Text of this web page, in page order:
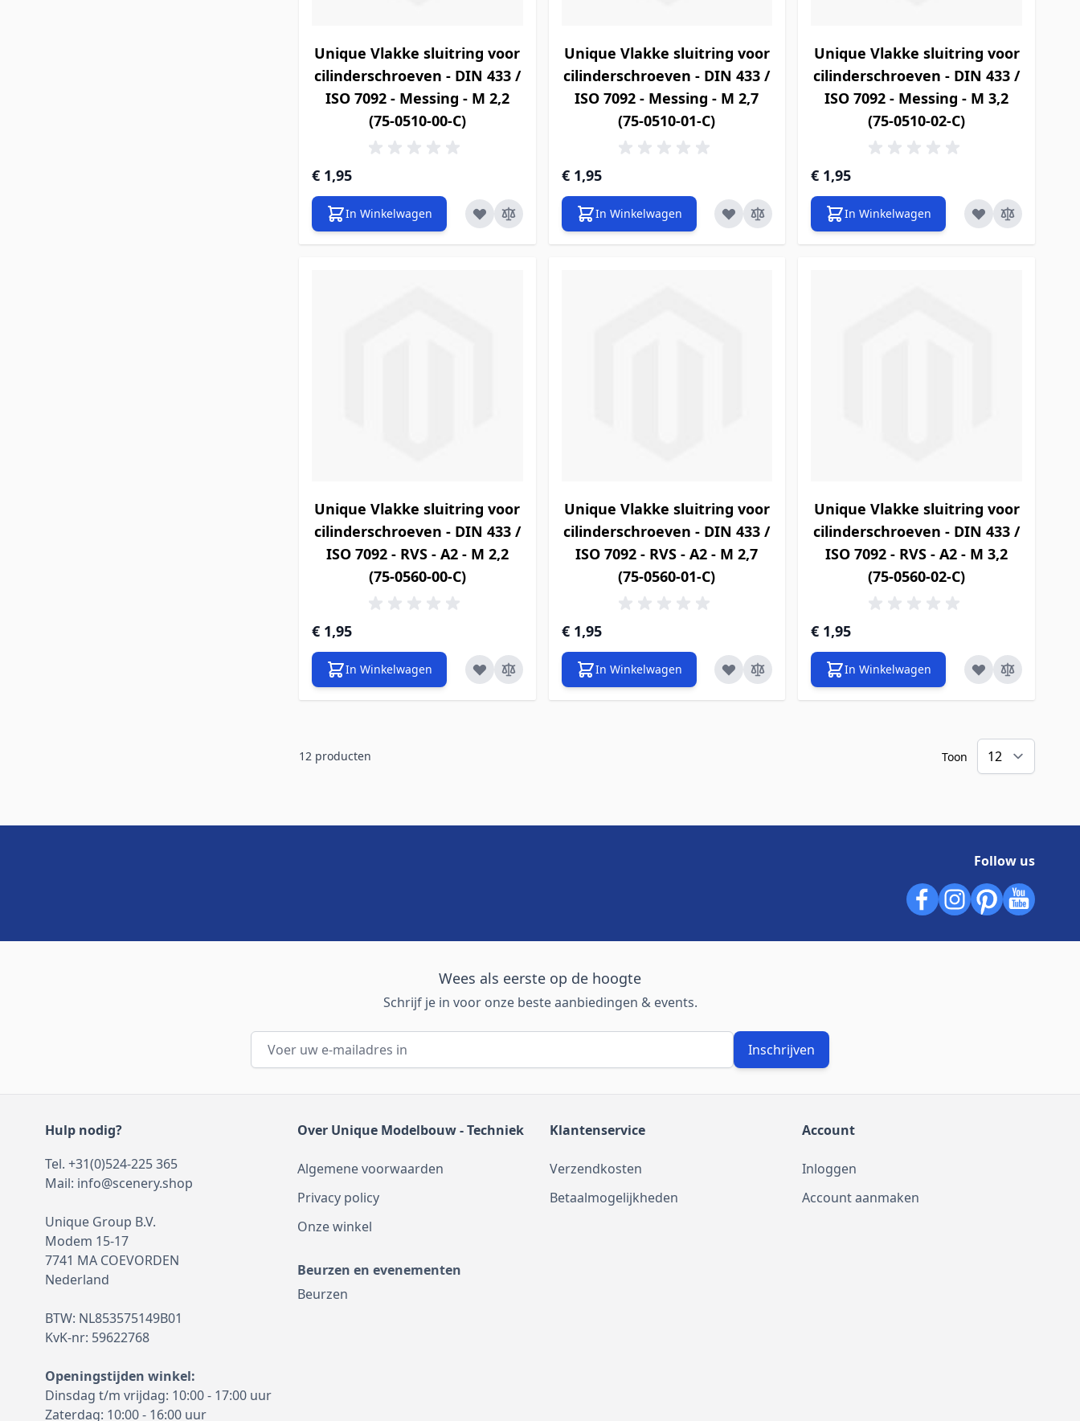
Unique Vlakke sluitring voor
cilinderschroeven - DIN 433 /
ISO 7092 - Messing - M 2,2
(75-0510-00-C)
€ 1,95
In Winkelwagen
Unique Vlakke sluitring voor
cilinderschroeven - DIN 433 /
ISO 7092 - Messing - M 2,7
(75-0510-01-C)
€ 1,95
In Winkelwagen
Unique Vlakke sluitring voor
cilinderschroeven - DIN 433 /
ISO 7092 - Messing - M 3,2
(75-0510-02-C)
€ 1,95
In Winkelwagen
Unique Vlakke sluitring voor
cilinderschroeven - DIN 433 /
ISO 7092 - RVS - A2 - M 2,2
(75-0560-00-C)
€ 1,95
In Winkelwagen
Unique Vlakke sluitring voor
cilinderschroeven - DIN 433 /
ISO 7092 - RVS - A2 - M 2,7
(75-0560-01-C)
€ 1,95
In Winkelwagen
Unique Vlakke sluitring voor
cilinderschroeven - DIN 433 /
ISO 7092 - RVS - A2 - M 3,2
(75-0560-02-C)
€ 1,95
In Winkelwagen
12 producten Toon
Follow us
Wees als eerste op de hoogte
Schrijf je in voor onze beste aanbiedingen & events.
E-mailadres
Inschrijven
Hulp nodig?
Tel. +31(0)524-225 365
Mail: info@scenery.shop
Unique Group B.V.
Modem 15-17
7741 MA COEVORDEN
Nederland
BTW: NL853575149B01
KvK-nr: 59622768
Openingstijden winkel:
Dinsdag t/m vrijdag: 10:00 - 17:00 uur
Zaterdag: 10:00 - 16:00 uur
Over Unique Modelbouw - Techniek
Algemene voorwaarden
Privacy policy
Onze winkel
Beurzen en evenementen
Beurzen
Klantenservice
Verzendkosten
Betaalmogelijkheden
Account
Inloggen
Account aanmaken